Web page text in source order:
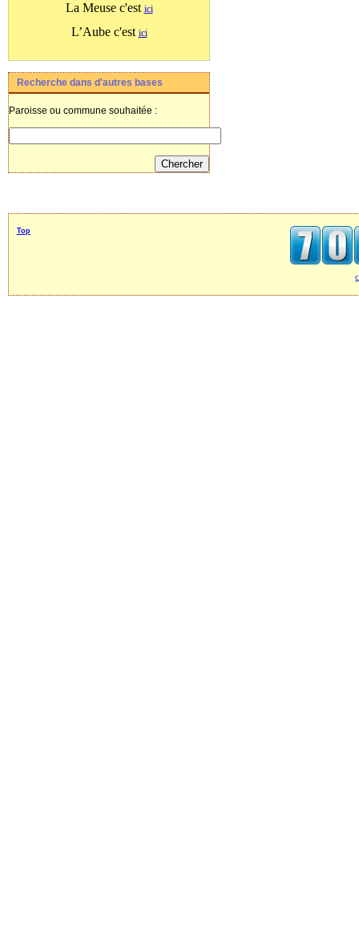
La Meuse c'est ici
L’Aube c'est ici
Recherche dans d'autres bases
Paroisse ou commune souhaitée :
Top